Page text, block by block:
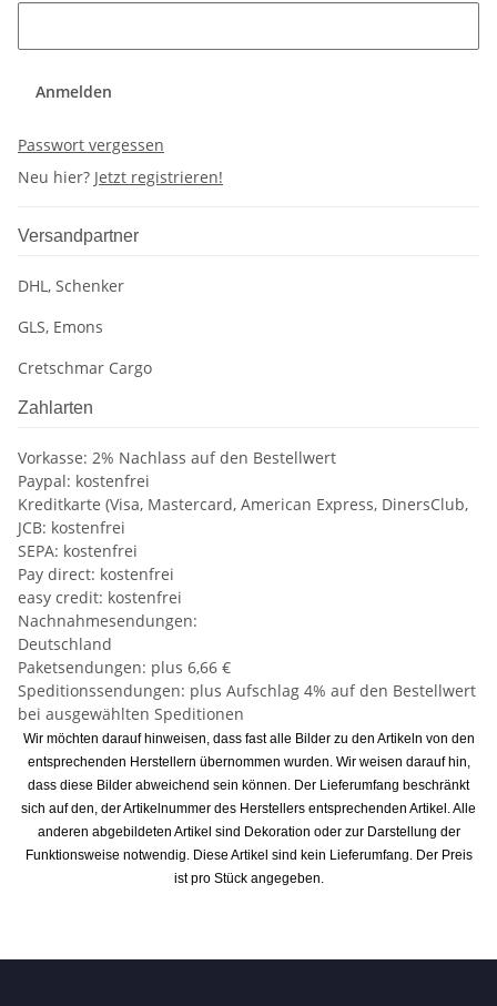
Anmelden
Passwort vergessen
Neu hier? Jetzt registrieren!
Versandpartner
DHL, Schenker
GLS, Emons
Cretschmar Cargo
Zahlarten
Vorkasse: 2% Nachlass auf den Bestellwert
Paypal: kostenfrei
Kreditkarte (Visa, Mastercard, American Express, DinersClub,
JCB: kostenfrei
SEPA: kostenfrei
Pay direct: kostenfrei
easy credit: kostenfrei
Nachnahmesendungen:
Deutschland
Paketsendungen: plus 6,66 €
Speditionssendungen: plus Aufschlag 4% auf den Bestellwert
bei ausgewählten Speditionen
Wir möchten darauf hinweisen, dass fast alle Bilder zu den Artikeln von den
entsprechenden Herstellern übernommen wurden. Wir weisen darauf hin,
dass diese Bilder abweichend sein können. Der Lieferumfang beschränkt
sich auf den, der Artikelnummer des Herstellers entsprechenden Artikel. Alle
anderen abgebildeten Artikel sind Dekoration oder zur Darstellung der
Funktionsweise notwendig. Diese Artikel sind kein Lieferumfang. Der Preis
ist pro Stück angegeben.